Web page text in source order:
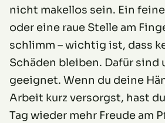
nicht makellos sein. Ein
oder eine raue Stelle am
schlimm – wichtig ist, dass
Schäden bleiben. Dafür sind
geeignet. Wenn du deine
Arbeit kurz versorgst, hast
Tag wieder mehr Freude am